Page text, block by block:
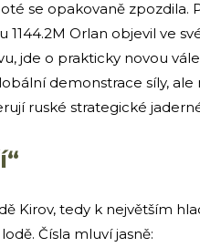
se opakovaně zpozdila.
Orlan objevil ve
jde o prakticky novou
demonstrace síly,
ruské strategické
Kirov, tedy k největším
Čísla mluví jasně: